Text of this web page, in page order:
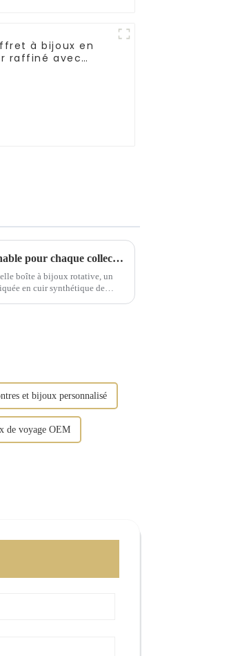
à bijoux en
raffiné avec
Boîte à bijoux rotative élégante : un incontournable pour chaque collection
boîte à bijoux rotative, un
en cuir synthétique de
et bijoux personnalisé
de voyage OEM